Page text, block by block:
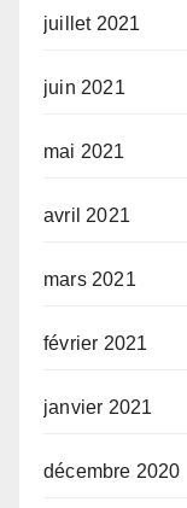
juillet 2021
juin 2021
mai 2021
avril 2021
mars 2021
février 2021
janvier 2021
décembre 2020